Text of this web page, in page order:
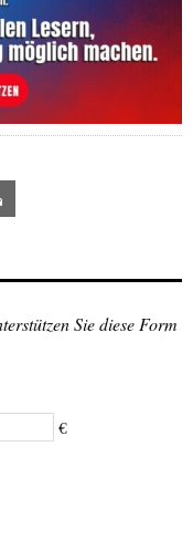
Sie diese Form
€